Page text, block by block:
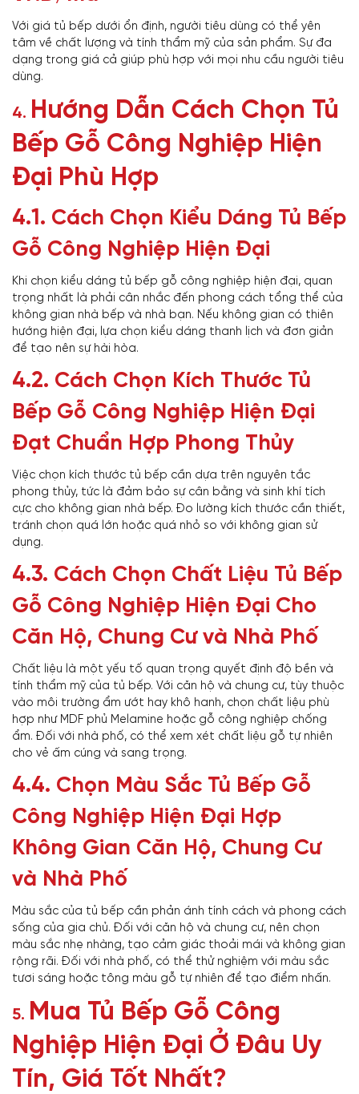
Với giá tủ bếp dưới ổn định, người tiêu dùng có thể yên
tâm về chất lượng và tính thẩm mỹ của sản phẩm. Sự đa
dạng trong giá cả giúp phù hợp với mọi nhu cầu người tiêu
dùng.
4. Hướng Dẫn Cách Chọn Tủ
Bếp Gỗ Công Nghiệp Hiện
Đại Phù Hợp
4.1. Cách Chọn Kiểu Dáng Tủ Bếp
Gỗ Công Nghiệp Hiện Đại
Khi chọn kiểu dáng tủ bếp gỗ công nghiệp hiện đại, quan
trọng nhất là phải cân nhắc đến phong cách tổng thể của
không gian nhà bếp và nhà bạn. Nếu không gian có thiên
hướng hiện đại, lựa chọn kiểu dáng thanh lịch và đơn giản
để tạo nên sự hài hòa.
4.2. Cách Chọn Kích Thước Tủ
Bếp Gỗ Công Nghiệp Hiện Đại
Đạt Chuẩn Hợp Phong Thủy
Việc chọn kích thước tủ bếp cần dựa trên nguyên tắc
phong thủy, tức là đảm bảo sự cân bằng và sinh khí tích
cực cho không gian nhà bếp. Đo lường kích thước cần thiết,
tránh chọn quá lớn hoặc quá nhỏ so với không gian sử
dụng.
4.3. Cách Chọn Chất Liệu Tủ Bếp
Gỗ Công Nghiệp Hiện Đại Cho
Căn Hộ, Chung Cư và Nhà Phố
Chất liệu là một yếu tố quan trọng quyết định độ bền và
tính thẩm mỹ của tủ bếp. Với căn hộ và chung cư, tùy thuộc
vào môi trường ẩm ướt hay khô hanh, chọn chất liệu phù
hợp như MDF phủ Melamine hoặc gỗ công nghiệp chống
ẩm. Đối với nhà phố, có thể xem xét chất liệu gỗ tự nhiên
cho vẻ ấm cúng và sang trọng.
4.4. Chọn Màu Sắc Tủ Bếp Gỗ
Công Nghiệp Hiện Đại Hợp
Không Gian Căn Hộ, Chung Cư
và Nhà Phố
Màu sắc của tủ bếp cần phản ánh tính cách và phong cách
sống của gia chủ. Đối với căn hộ và chung cư, nên chọn
màu sắc nhẹ nhàng, tạo cảm giác thoải mái và không gian
rộng rãi. Đối với nhà phố, có thể thử nghiệm với màu sắc
tươi sáng hoặc tông màu gỗ tự nhiên để tạo điểm nhấn.
5. Mua Tủ Bếp Gỗ Công
Nghiệp Hiện Đại Ở Đâu Uy
Tín, Giá Tốt Nhất?